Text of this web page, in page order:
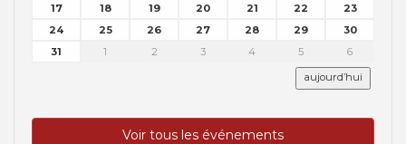
17
18 19 20 21 22
23
24
25 26 27 28 29
30
31
1 2 3 4 5 6
aujourd’hui
Voir tous les événements